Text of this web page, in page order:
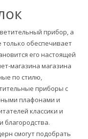
прибор, а
обеспечивает
его настоящей
магазина магазина
по стилю,
приборы с
плафонами и
классики и
благородства.
смогут подобрать